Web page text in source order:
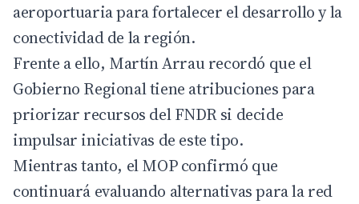
aeroportuaria para fortalecer el desarrollo y la
conectividad de la región.
Frente a ello, Martín Arrau recordó que el
Gobierno Regional tiene atribuciones para
priorizar recursos del FNDR si decide
impulsar iniciativas de este tipo.
Mientras tanto, el MOP confirmó que
continuará evaluando alternativas para la red